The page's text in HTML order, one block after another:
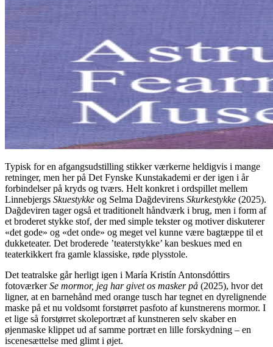
Typisk for en afgangsudstilling stikker værkerne heldigvis i mange
retninger, men her på Det Fynske Kunstakademi er der igen i år
forbindelser på kryds og tværs. Helt konkret i ordspillet mellem
Linnebjergs Skuestykke og Selma Dağdevirens Skurkestykke (2025).
Dağdeviren tager også et traditionelt håndværk i brug, men i form af
et broderet stykke stof, der med simple tekster og motiver diskuterer
«det gode» og «det onde» og meget vel kunne være bagtæppe til et
dukketeater. Det broderede ’teaterstykke’ kan beskues med en
teaterkikkert fra gamle klassiske, røde plysstole.
Det teatralske går herligt igen i María Kristín Antonsdóttirs
fotoværkerSe mormor, jeg har givet os masker på (2025), hvor det
ligner, at en barnehånd med orange tusch har tegnet en dyrelignende
maske på et nu voldsomt forstørret pasfoto af kunstnerens mormor. I
et lige så forstørret skoleportræt af kunstneren selv skaber en
øjenmaske klippet ud af samme portræt en lille forskydning – en
iscenesættelse med glimt i øjet.